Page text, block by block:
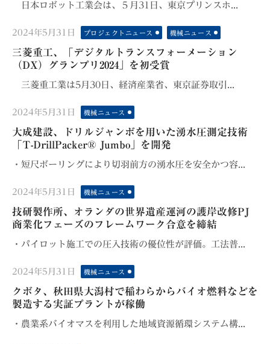
日本ロボット工業会は、５月31日、東京プリンスホ...
Posted
on
2024年5月31日 プロジェクトニュース 機械ニュース
三菱重工、「デジタルトランスフォーメーション
（DX）グランプリ2024」を初受賞
三菱重工業は5月30日、経済産業省、東京証券取引...
Posted
on
2024年5月31日 機械ニュース
大成建設、ドリルジャンボを用いた湧水圧測定技術
「T-DrillPacker® Jumbo」を開発
・短尺ボーリングにより切羽前方の湧水圧を安全かつ容...
Posted
on
2024年5月31日 機械ニュース
技研製作所、オランダの世界遺産運河の護岸改修PJ
商業化フェーズのフレームワーク合意を締結
・パイロット施工での圧入技術の優位性が評価。工法普...
Posted
on
2024年5月31日 機械ニュース
クボタ、秋田県大潟村で稲わらからバイオ燃料などを
製造する実証プラントが稼働
・農業系バイオマスを利用した地域資源循環システム構...